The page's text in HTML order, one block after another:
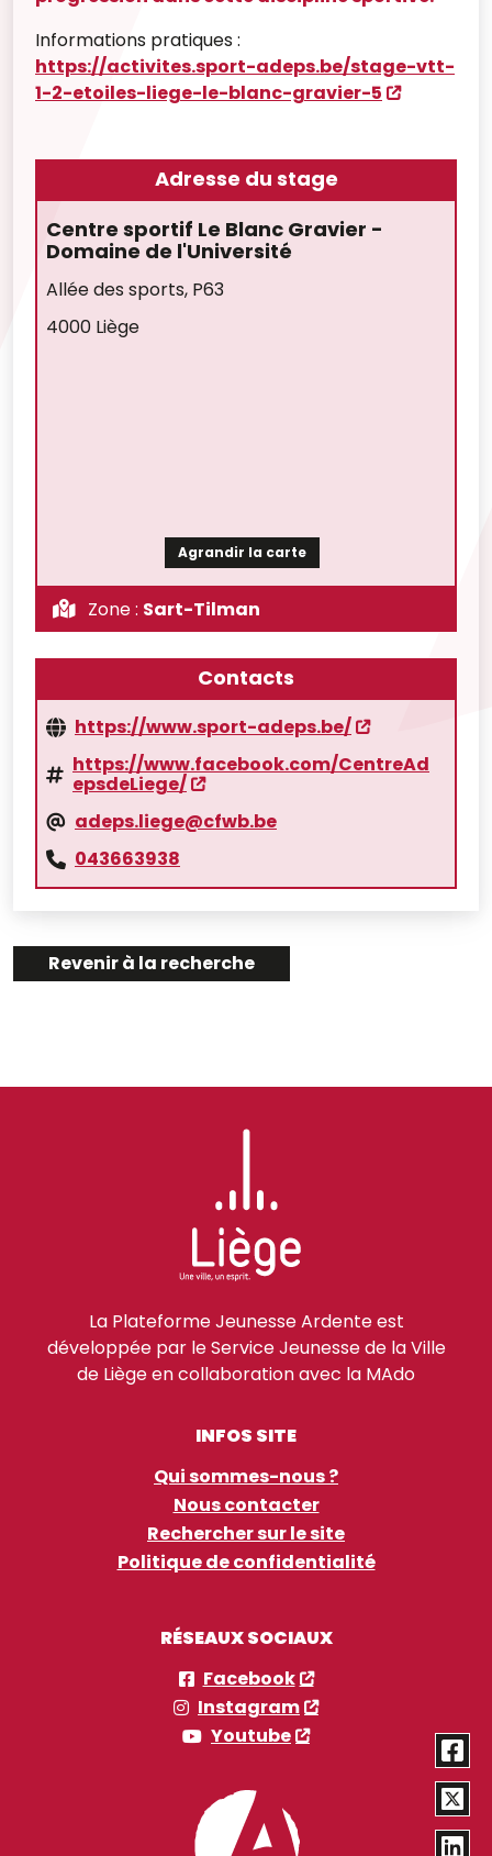
Informations pratiques :
https://activites.sport-adeps.be/stage-vtt-
1-2-etoiles-liege-le-blanc-gravier-5
Adresse du stage
Centre sportif Le Blanc Gravier -
Domaine de l'Université
Allée des sports, P63
4000 Liège
Agrandir la carte
Zone : Sart-Tilman
Contacts
https://www.sport-adeps.be/
https://www.facebook.com/CentreAd
epsdeLiege/
adeps.liege@cfwb.be
043663938
Revenir à la recherche
La Plateforme Jeunesse Ardente est
développée par le Service Jeunesse de la Ville
de Liège en collaboration avec la MAdo
INFOS SITE
Qui sommes-nous ?
Nous contacter
Rechercher sur le site
Politique de confidentialité
RÉSEAUX SOCIAUX
Facebook
Instagram
Youtube